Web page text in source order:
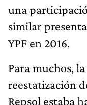
una
similar
YPF en 2016.
Para muchos,
reestatización
Repsol estaba